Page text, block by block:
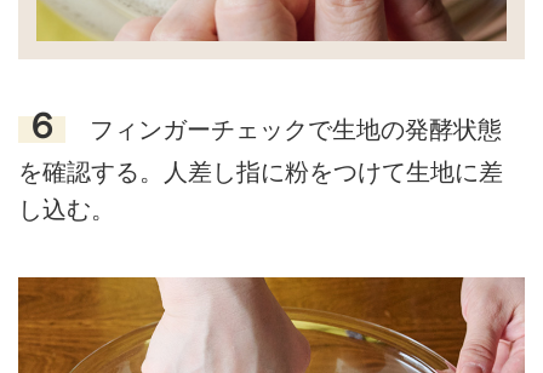
６
フィンガーチェックで生地の発酵状態
を確認する。人差し指に粉をつけて生地に差
し込む。